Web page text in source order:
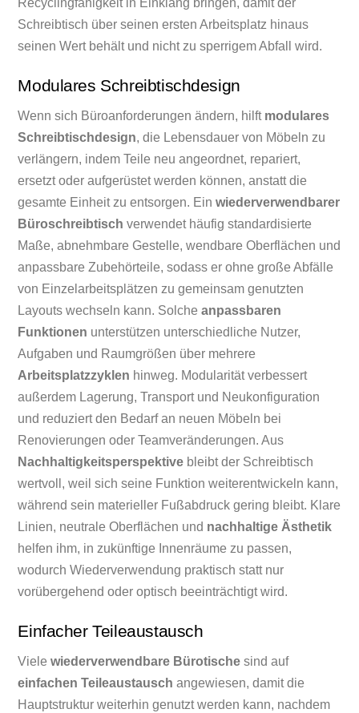
Recyclingfähigkeit in Einklang bringen, damit der
Schreibtisch über seinen ersten Arbeitsplatz hinaus
seinen Wert behält und nicht zu sperrigem Abfall wird.
Modulares Schreibtischdesign
Wenn sich Büroanforderungen ändern, hilft modulares
Schreibtischdesign, die Lebensdauer von Möbeln zu
verlängern, indem Teile neu angeordnet, repariert,
ersetzt oder aufgerüstet werden können, anstatt die
gesamte Einheit zu entsorgen. Einwiederverwendbarer
Büroschreibtisch verwendet häufig standardisierte
Maße, abnehmbare Gestelle, wendbare Oberflächen und
anpassbare Zubehörteile, sodass er ohne große Abfälle
von Einzelarbeitsplätzen zu gemeinsam genutzten
Layouts wechseln kann. Solcheanpassbaren
Funktionen unterstützen unterschiedliche Nutzer,
Aufgaben und Raumgrößen über mehrere
Arbeitsplatzzyklen hinweg. Modularität verbessert
außerdem Lagerung, Transport und Neukonfiguration
und reduziert den Bedarf an neuen Möbeln bei
Renovierungen oder Teamveränderungen. Aus
Nachhaltigkeitsperspektive bleibt der Schreibtisch
wertvoll, weil sich seine Funktion weiterentwickeln kann,
während sein materieller Fußabdruck gering bleibt. Klare
Linien, neutrale Oberflächen und nachhaltige Ästhetik
helfen ihm, in zukünftige Innenräume zu passen,
wodurch Wiederverwendung praktisch statt nur
vorübergehend oder optisch beeinträchtigt wird.
Einfacher Teileaustausch
Vielewiederverwendbare Bürotische sind auf
einfachen Teileaustausch angewiesen, damit die
Hauptstruktur weiterhin genutzt werden kann, nachdem